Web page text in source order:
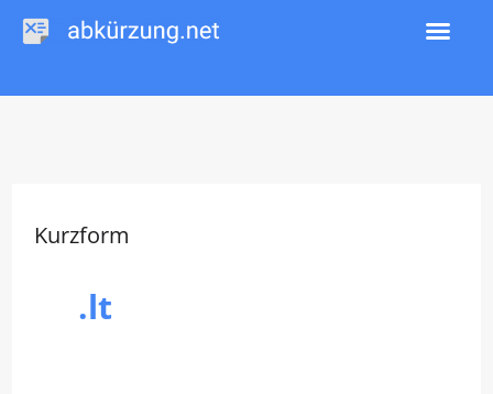
Zum
Inhalt
springen
Kurzform
.lt